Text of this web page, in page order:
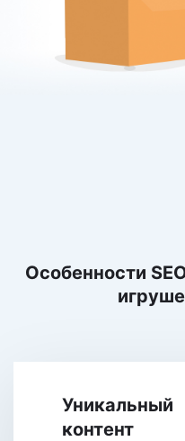
Особенности
Уникальный
контент